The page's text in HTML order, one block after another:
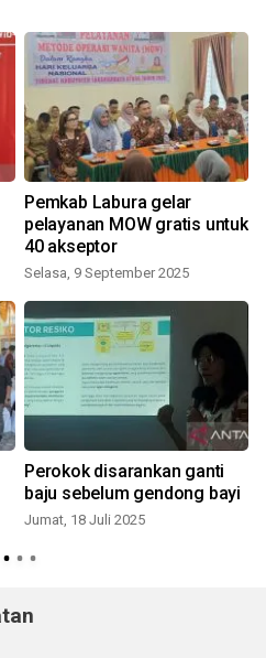
Pemkab Labura gelar
pelayanan MOW gratis untuk
40 akseptor
Selasa, 9 September 2025
Perokok disarankan ganti
baju sebelum gendong bayi
Jumat, 18 Juli 2025